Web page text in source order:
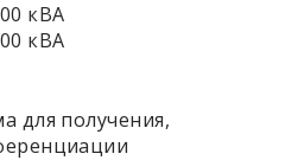
кВА
кВА
для получения,